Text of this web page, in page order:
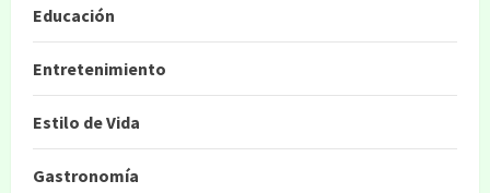
Educación
Entretenimiento
Estilo de Vida
Gastronomía